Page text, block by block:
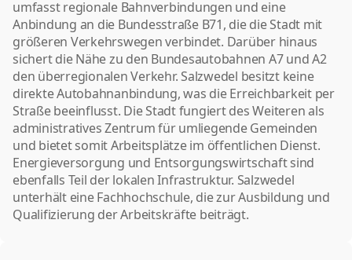
umfasst regionale Bahnverbindungen und eine
Anbindung an die Bundesstraße B71, die die Stadt mit
größeren Verkehrswegen verbindet. Darüber hinaus
sichert die Nähe zu den Bundesautobahnen A7 und A2
den überregionalen Verkehr. Salzwedel besitzt keine
direkte Autobahnanbindung, was die Erreichbarkeit per
Straße beeinflusst. Die Stadt fungiert des Weiteren als
administratives Zentrum für umliegende Gemeinden
und bietet somit Arbeitsplätze im öffentlichen Dienst.
Energieversorgung und Entsorgungswirtschaft sind
ebenfalls Teil der lokalen Infrastruktur. Salzwedel
unterhält eine Fachhochschule, die zur Ausbildung und
Qualifizierung der Arbeitskräfte beiträgt.